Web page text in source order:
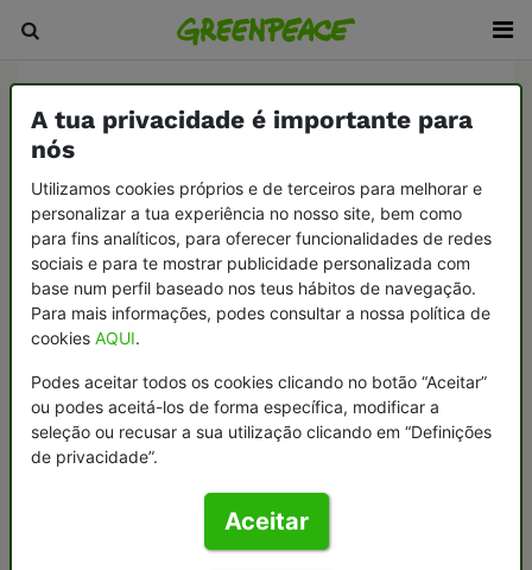
A tua privacidade é importante para
nós
Utilizamos cookies próprios e de terceiros para melhorar e
personalizar a tua experiência no nosso site, bem como
para fins analíticos, para oferecer funcionalidades de redes
sociais e para te mostrar publicidade personalizada com
base num perfil baseado nos teus hábitos de navegação.
Para mais informações, podes consultar a nossa política de
cookies AQUI.
Podes aceitar todos os cookies clicando no botão “Aceitar”
ou podes aceitá-los de forma específica, modificar a
seleção ou recusar a sua utilização clicando em “Definições
de privacidade”.
Aceitar